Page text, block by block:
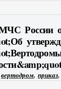
России
вертодром,приказ